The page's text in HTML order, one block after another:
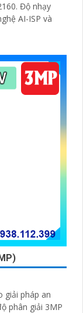
AI-ISP và
giải pháp an
phân giải 3MP